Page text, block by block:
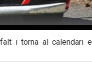
i torna al calendari el